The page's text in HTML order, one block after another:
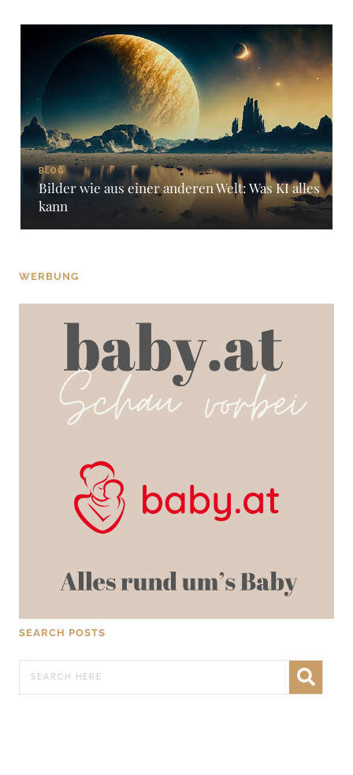
BLOG
Bilder wie aus einer anderen Welt: Was KI alles
kann
WERBUNG
SEARCH POSTS